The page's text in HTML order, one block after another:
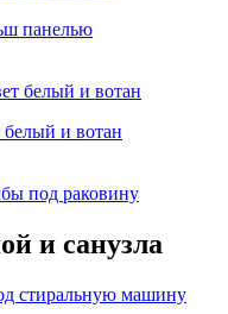
панелью
и вотан
под раковину
и санузла